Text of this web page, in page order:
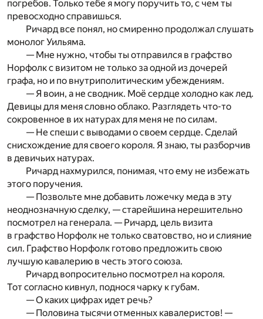
погребов. Только тебе я могу поручить то, с чем ты
превосходно справишься.
Ричард все понял, но смиренно продолжал слушать
монолог Уильяма.
— Мне нужно, чтобы ты отправился в графство
Норфолк с визитом не только за одной из дочерей
графа, но и по внутриполитическим убеждениям.
— Я воин, а не сводник. Моё сердце холодно как лед.
Девицы для меня словно облако. Разглядеть что-то
сокровенное в их натурах для меня не по силам.
— Не спеши с выводами о своем сердце. Сделай
снисхождение для своего короля. Я знаю, ты разборчив
в девичьих натурах.
Ричард нахмурился, понимая, что ему не избежать
этого поручения.
— Позвольте мне добавить ложечку меда в эту
неоднозначную сделку, — старейшина нерешительно
посмотрел на генерала. — Ричард, цель визита
в графство Норфолк не только сватовство, но и слияние
сил. Графство Норфолк готово предложить свою
лучшую кавалерию в честь этого союза.
Ричард вопросительно посмотрел на короля.
Тот согласно кивнул, поднося чарку к губам.
— О каких цифрах идет речь?
— Половина тысячи отменных кавалеристов! —